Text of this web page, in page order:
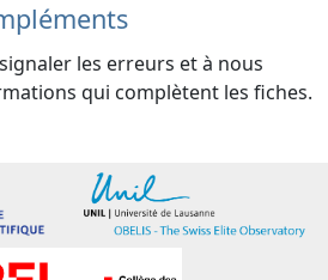
les erreurs et à nous
qui complètent les fiches.